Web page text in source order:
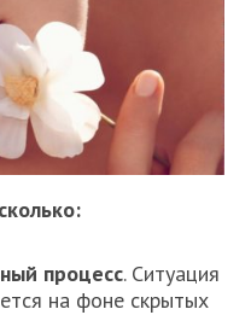
процесс. Ситуация
на фоне скрытых